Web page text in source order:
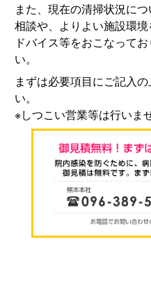
また、現在の清掃状況に
相談や、よりよい施設環
ドバイス等をおこなって
い。
まずは必要項目にご記入
い。
※しつこい営業等は行いま